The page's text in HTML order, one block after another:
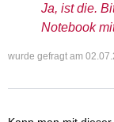
Ja, ist die.
Notebook
wurde gefragt am